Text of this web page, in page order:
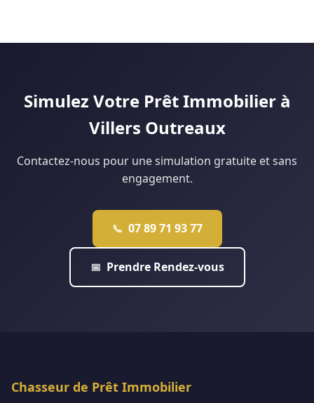
qui est réellement faisable.
Simulez Votre Prêt Immobilier à
Villers Outreaux
Contactez-nous pour une simulation gratuite et sans
engagement.
📞 07 89 71 93 77
📅 Prendre Rendez-vous
Chasseur de Prêt Immobilier